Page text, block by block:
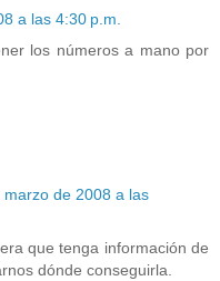
a las 4:30 p.m.
los números a mano por
marzo de 2008 a las
que tenga información de
dónde conseguirla.